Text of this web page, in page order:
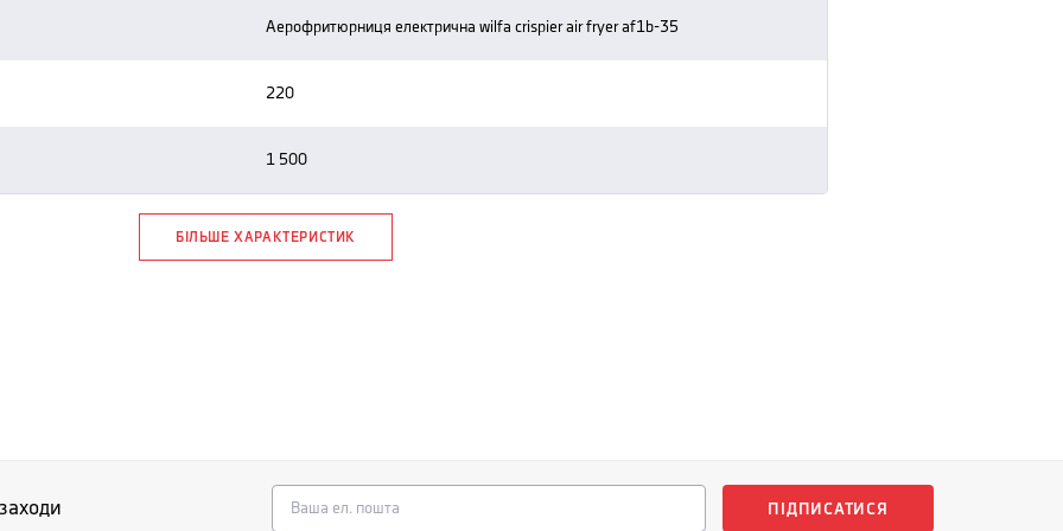
аерофритюрниця електрична wilfa crispier air fryer af1b-35
220
1 500
БІЛЬШЕ ХАРАКТЕРИСТИК
ПІДПИСАТИСЯ